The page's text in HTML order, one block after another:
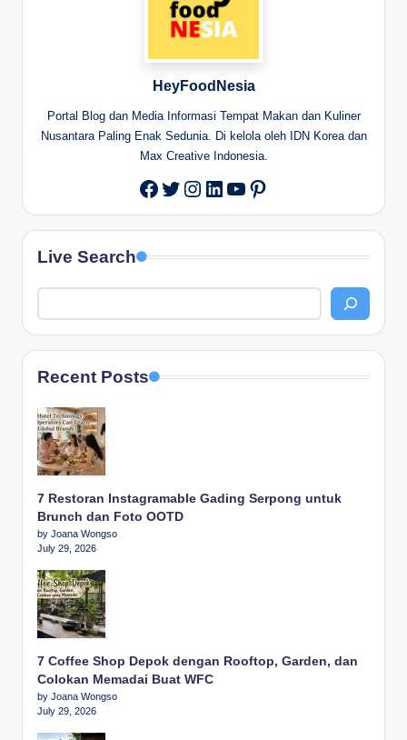
HeyFoodNesia
Portal Blog dan Media Informasi Tempat Makan dan Kuliner
Nusantara Paling Enak Sedunia. Di kelola oleh IDN Korea dan
Max Creative Indonesia.
Facebook
Twitter
Instagram
LinkedIn
YouTube
Pinterest
Live Search
Recent Posts
7 Restoran Instagramable Gading Serpong untuk
Brunch dan Foto OOTD
by Joana Wongso
July 29, 2026
7 Coffee Shop Depok dengan Rooftop, Garden, dan
Colokan Memadai Buat WFC
by Joana Wongso
July 29, 2026